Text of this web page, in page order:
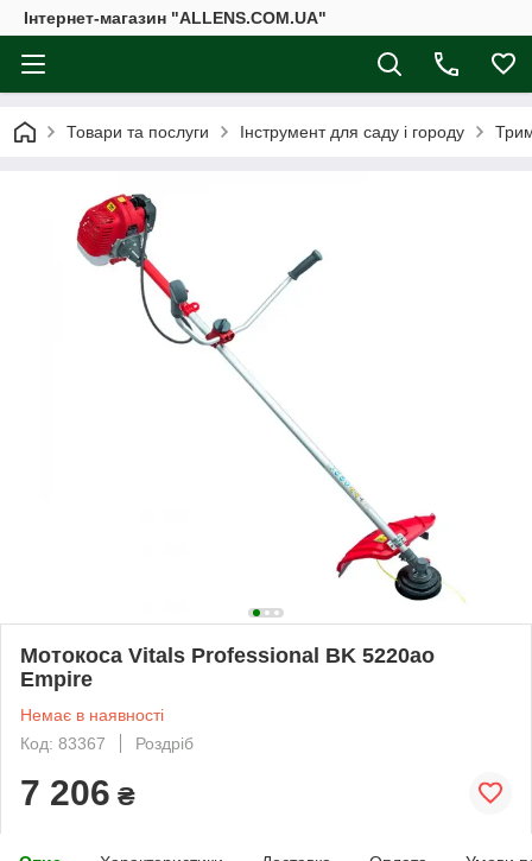
Інтернет-магазин "ALLENS.COM.UA"
Товари та послуги Інструмент для саду і городу
Мотокоса Vitals Professional BK 5220ao
Empire
Немає в наявності
Код: 83367
Роздріб
7 206 ₴